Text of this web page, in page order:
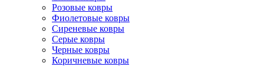
Розовые ковры
Фиолетовые ковры
Сиреневые ковры
Серые ковры
Черные ковры
Коричневые ковры